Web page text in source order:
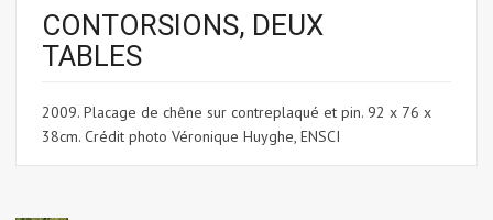
CONTORSIONS, DEUX
TABLES
2009. Placage de chêne sur contreplaqué et pin. 92 x 76 x
38cm. Crédit photo Véronique Huyghe, ENSCI